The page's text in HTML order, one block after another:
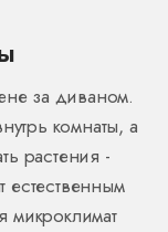
за диваном.
комнаты, а
растения -
естественным
микроклимат